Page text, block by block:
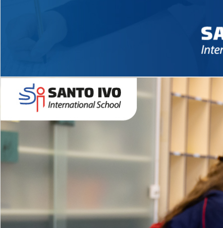
Novidades 2026 High School
EDUCAÇÃO INFANTIL
Inglês todos os dias